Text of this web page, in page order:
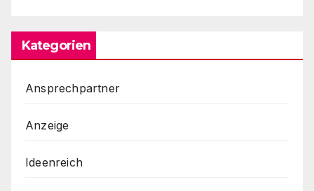
Kategorien
Ansprechpartner
Anzeige
Ideenreich